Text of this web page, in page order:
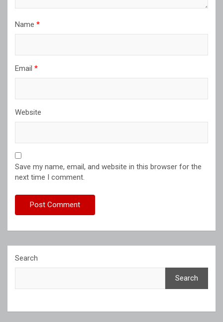
Name *
Email *
Website
Save my name, email, and website in this browser for the
next time I comment.
Search
Search